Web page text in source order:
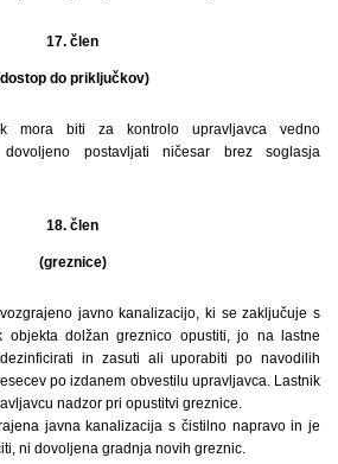
17. člen
do priključkov)
mora biti za kontrolo upravljavca vedno
postavljati ničesar brez soglasja
18. člen
(greznice)
javno kanalizacijo, ki se zaključuje s
objekta dolžan greznico opustiti, jo na lastne
in zasuti ali uporabiti po navodilih
po izdanem obvestilu upravljavca. Lastnik
nadzor pri opustitvi greznice.
javna kanalizacija s čistilno napravo in je
ni dovoljena gradnja novih greznic.